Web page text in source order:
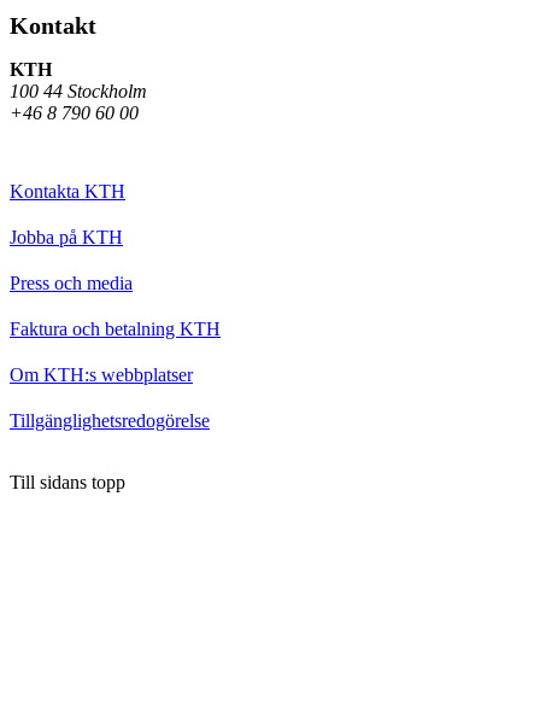
Kontakt
KTH
100 44 Stockholm
+46 8 790 60 00
Kontakta KTH
Jobba på KTH
Press och media
Faktura och betalning KTH
Om KTH:s webbplatser
Tillgänglighetsredogörelse
Till sidans topp